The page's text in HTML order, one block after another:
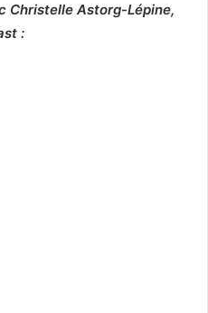
Christelle Astorg-Lépine,
: